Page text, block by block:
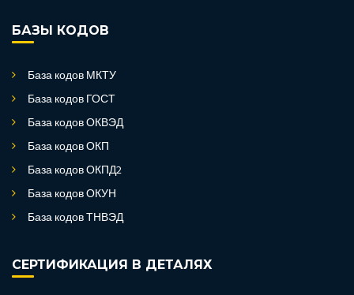
БАЗЫ КОДОВ
База кодов МКТУ
База кодов ГОСТ
База кодов ОКВЭД
База кодов ОКП
База кодов ОКПД2
База кодов ОКУН
База кодов ТНВЭД
СЕРТИФИКАЦИЯ В ДЕТАЛЯХ